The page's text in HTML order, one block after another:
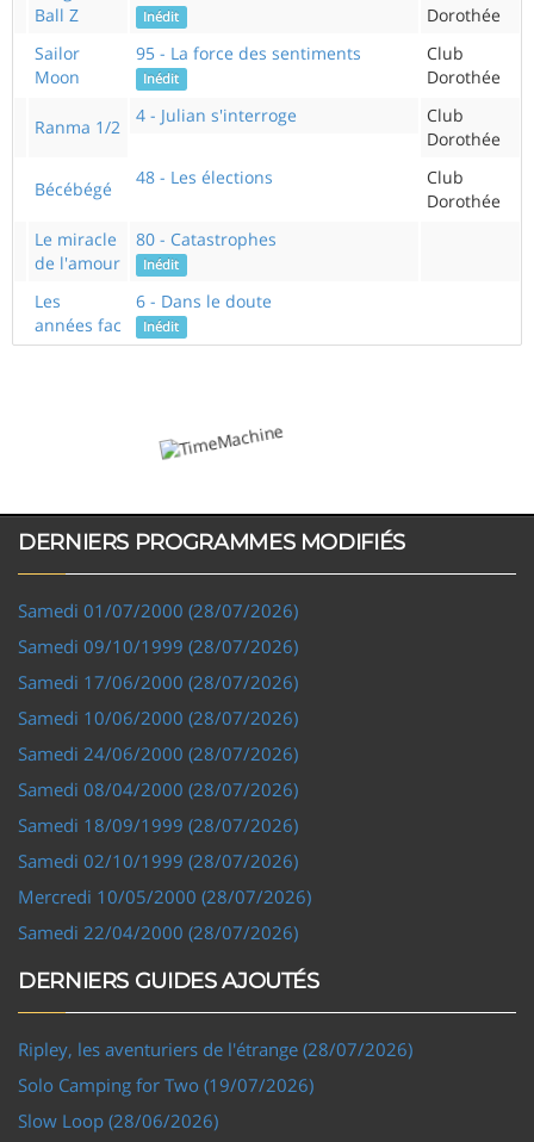
Ball Z
Inédit
Dorothée
Sailor
Moon
95 - La force des sentiments
Inédit
Club
Dorothée
Ranma 1/2
4 - Julian s'interroge
Club
Dorothée
Bécébégé
48 - Les élections
Club
Dorothée
Le miracle
de l'amour
80 - Catastrophes
Inédit
Les
années fac
6 - Dans le doute
Inédit
DERNIERS PROGRAMMES MODIFIÉS
Samedi 01/07/2000 (28/07/2026)
Samedi 09/10/1999 (28/07/2026)
Samedi 17/06/2000 (28/07/2026)
Samedi 10/06/2000 (28/07/2026)
Samedi 24/06/2000 (28/07/2026)
Samedi 08/04/2000 (28/07/2026)
Samedi 18/09/1999 (28/07/2026)
Samedi 02/10/1999 (28/07/2026)
Mercredi 10/05/2000 (28/07/2026)
Samedi 22/04/2000 (28/07/2026)
DERNIERS GUIDES AJOUTÉS
Ripley, les aventuriers de l'étrange (28/07/2026)
Solo Camping for Two (19/07/2026)
Slow Loop (28/06/2026)